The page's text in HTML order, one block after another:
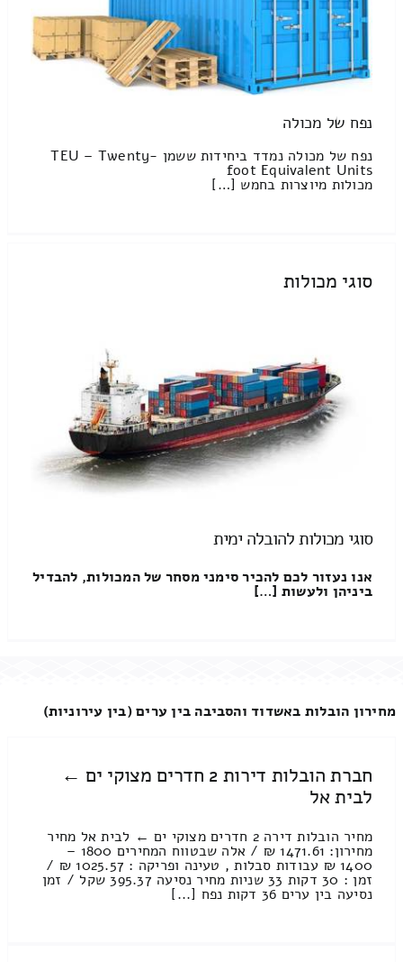
נפח של מכולה
נפח של מכולה נמדד ביחידות ששמן TEU – Twenty-
foot Equivalent Units
מכולות מיוצרות בחמש […]
סוגי מכולות
סוגי מכולות להובלה ימית
אנו נעזור לכם להכיר סימני מסחר של המכולות, להבדיל
ביניהן ולעשות […]
מחירון הובלות באשדוד והסביבה בין ערים (בין עירוניות)
חברת הובלות דירות 2 חדרים מצוקי ים ←
לבית אל
מחיר הובלות דירה 2 חדרים מצוקי ים ← לבית אל מחיר
מחירון: 1471.61 ₪ / אלה שבטווח המחירים 1800 –
1400 ₪ עבודות סבלות , טעינה ופריקה : 1025.57 ₪ /
זמן : 30 דקות 33 שניות מחיר נסיעה 395.37 שקל / זמן
נסיעה בין ערים 36 דקות נפח [...]